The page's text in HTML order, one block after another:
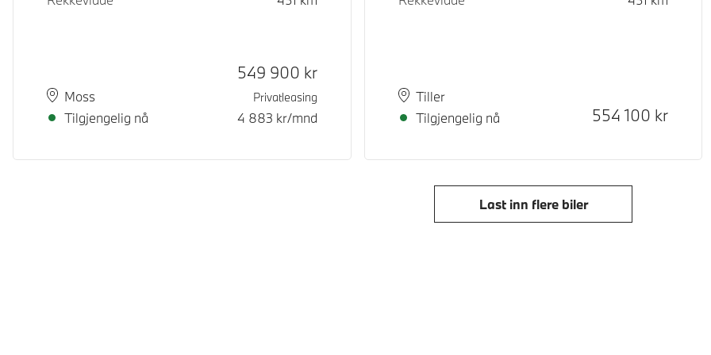
PlassMoss
Leveringstid
Tilgjengelig nå
Kontantpris
549 900 kr
Privatleasing
4 883 kr/mnd
PlassTiller
Leveringstid
Tilgjengelig nå
Kontantpris
554 100 kr
Last inn flere biler